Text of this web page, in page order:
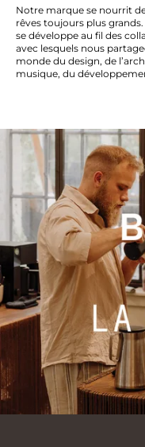
Notre marque se nourrit
rêves toujours plus
se développe au fil des
avec lesquels nous
monde du design, de
musique, du